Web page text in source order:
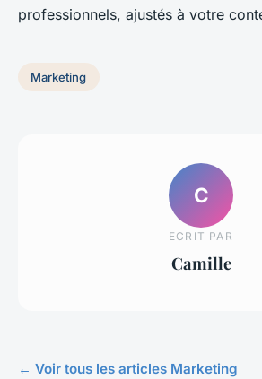
professionnels, ajustés à votre
Marketing
C
ECRIT PAR
Camille
← Voir tous les articles Marketing